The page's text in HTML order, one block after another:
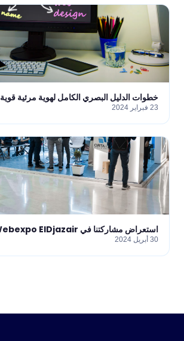
خطوات الدليل البصري الكامل لهوية مرئية قوية
23 فبراير 2024
استعراض مشاركتنا في Webexpo ElDjazair
30 أبريل 2024